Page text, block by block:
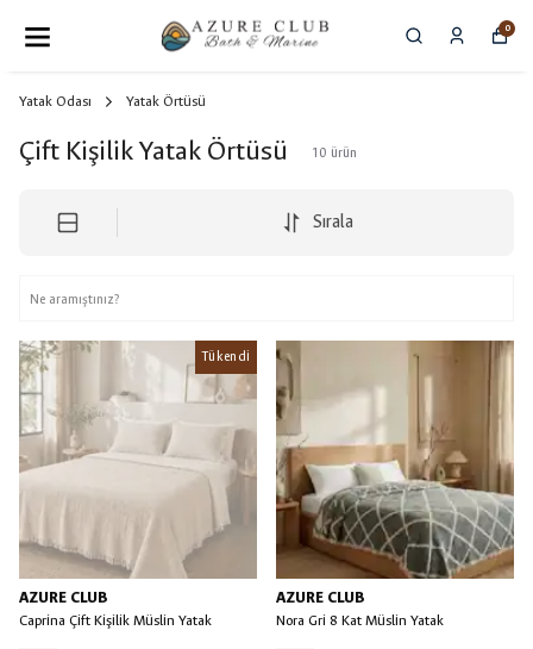
0
Yatak Odası Yatak Örtüsü
Çift Kişilik Yatak Örtüsü 10 ürün
Sırala
Tükendi
AZURE CLUB
Caprina Çift Kişilik Müslin Yatak
AZURE CLUB
Nora Gri 8 Kat Müslin Yatak